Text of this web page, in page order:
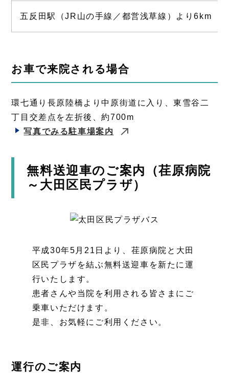
五反田駅（JR山の手線／都営浅草線）より6km
お車で来院される場合
環七通り長原陸橋より中原街道に入り、東雪谷二
丁目交差点を左折後、約700m
写真でみる駐車場案内
無料送迎車のご案内（荏原病院
～大田区民プラザ）
平成30年5月21日より、荏原病院と大田
区民プラザを結ぶ無料送迎車を新たに運
行いたします。
患者さんや当院を利用される皆さまにご
乗車いただけます。
是非、お気軽にご利用ください。
運行のご案内